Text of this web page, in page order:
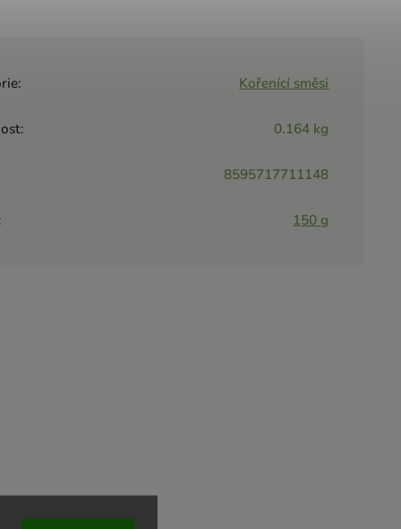
: Kořenící směsi
: 0.164 kg
8595717711148
: 150 g